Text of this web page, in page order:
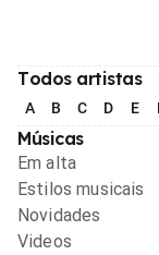
Todos artistas
A B C D E
Músicas
Em alta
Estilos musicais
Novidades
Videos